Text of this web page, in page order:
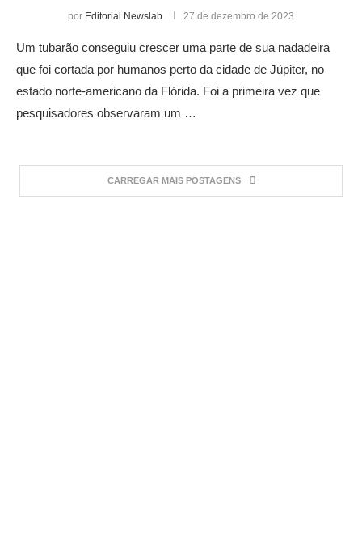
por Editorial Newslab 27 de dezembro de 2023
Um tubarão conseguiu crescer uma parte de sua nadadeira
que foi cortada por humanos perto da cidade de Júpiter, no
estado norte-americano da Flórida. Foi a primeira vez que
pesquisadores observaram um …
CARREGAR MAIS POSTAGENS